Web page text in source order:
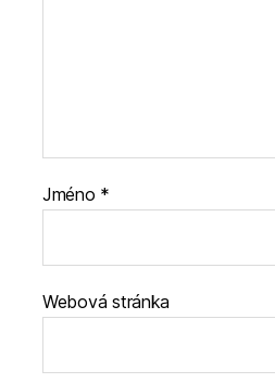
Jméno *
Webová stránka